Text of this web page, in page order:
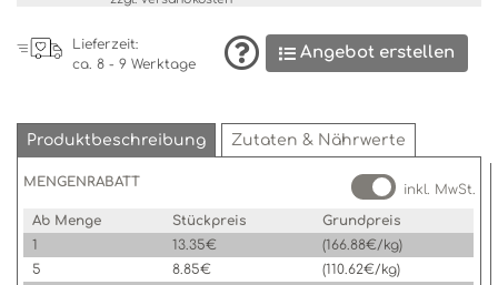
Lieferzeit:
ca. 8 - 9 Werktage
Angebot erstellen
Produktbeschreibung Zutaten & Nährwerte
MENGENRABATT
inkl. MwSt.
Ab Menge
Stückpreis
Grundpreis
1
13.35€
(166.88€/kg)
5
8.85€
(110.62€/kg)